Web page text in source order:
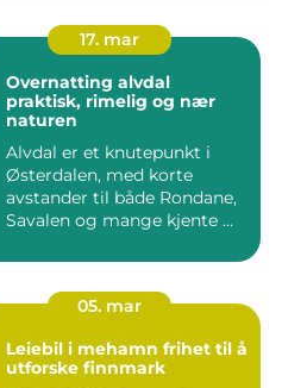
17. mar
Overnatting alvdal
praktisk, rimelig og nær
naturen
Alvdal er et knutepunkt i
Østerdalen, med korte
avstander til både Rondane,
Savalen og mange kjente ...
05. mar
Leiebil i mehamn frihet til å
utforske finnmark